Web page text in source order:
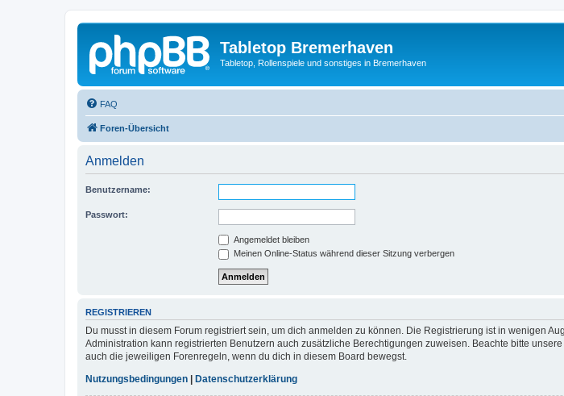
Tabletop Bremerhaven
Tabletop, Rollenspiele und sonstiges in Bremerhaven
FAQ
Foren-Übersicht
Anmelden
Benutzername:
Passwort:
Angemeldet bleiben
Meinen Online-Status während dieser Sitzung verbergen
REGISTRIEREN
Du musst in diesem Forum registriert sein, um dich anmelden zu können. Die Registrierung ist in wenigen
Administration kann registrierten Benutzern auch zusätzliche Berechtigungen zuweisen. Beachte bitte
auch die jeweiligen Forenregeln, wenn du dich in diesem Board bewegst.
Nutzungsbedingungen
Datenschutzerklärung